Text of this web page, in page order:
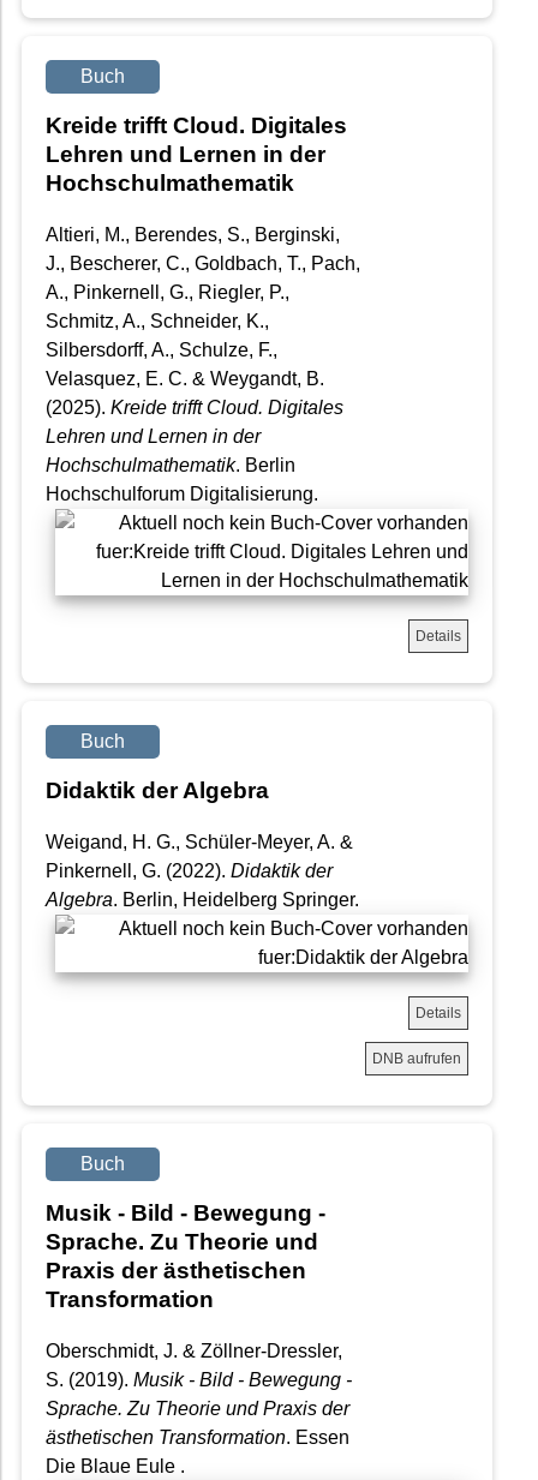
Buch
Kreide trifft Cloud. Digitales
Lehren und Lernen in der
Hochschulmathematik
Altieri, M., Berendes, S., Berginski,
J., Bescherer, C., Goldbach, T., Pach,
A., Pinkernell, G., Riegler, P.,
Schmitz, A., Schneider, K.,
Silbersdorff, A., Schulze, F.,
Velasquez, E. C. & Weygandt, B.
(2025). Kreide trifft Cloud. Digitales
Lehren und Lernen in der
Hochschulmathematik. Berlin
Hochschulforum Digitalisierung.
Details
Buch
Didaktik der Algebra
Weigand, H. G., Schüler-Meyer, A. &
Pinkernell, G. (2022). Didaktik der
Algebra. Berlin, Heidelberg Springer.
Details
DNB aufrufen
Buch
Musik - Bild - Bewegung -
Sprache. Zu Theorie und
Praxis der ästhetischen
Transformation
Oberschmidt, J. & Zöllner-Dressler,
S. (2019). Musik - Bild - Bewegung -
Sprache. Zu Theorie und Praxis der
ästhetischen Transformation. Essen
Die Blaue Eule .